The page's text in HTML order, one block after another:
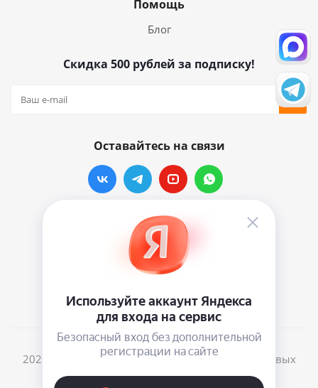
Помощь
Блог
Скидка 500 рублей за подписку!
Оставайтесь на связи
Наши контакты
info@vinylmarkt.ru
2026 © Винилмаркт - интернет-магазин виниловых
пластинок